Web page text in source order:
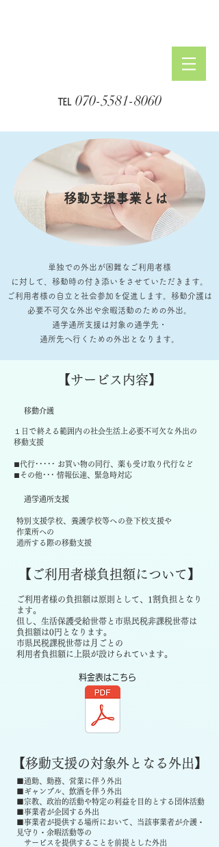
℡ ​070-5581-8060
移動支援事業とは
単独での外出が困難なご利用者様
に対して、移動時の付き添いをさせていただきます。​
ご利用者様の自立と社会参加を促進します。 移動介護は
必要不可欠な外出や余暇活動のための外出。
通学通所支援は対象の通学先・
通所先へ行くための外出となります。
【サービス内容】
移動介護
１日で終える範囲内の社会生活上必要不可欠な外出の
移動支援
■代行･････ お買い物の同行、薬も受け取り代行など
■ その他･･･ 情報伝達、緊急時対応
通学通所支援
特別支援学校、養護学校等への登下校支援や
作業所への
通所する際の移動支援
【ご利用者様負担額について】
ご利用者様の負担額は原則として、1割負担となり
ます。
但し、生活保護受給世帯と市県民税非課税世帯は
負担額は0円となります。
​市県民税課税世帯は月ごとの
利用者負担額に上限が設けられています。
​料金表はこちら
【移動支援の対象外となる外出】
■通勤、勤務、営業に伴う外出
■ギャンブル、飲酒を伴う外出
■宗教、政治的活動や特定の利益を目的とする団体活動
■事業者が企図する外出
■事業者が提供する場所において、当該事業者が介護・
見守り・余暇活動等の
サービスを提供することを前提とした外出